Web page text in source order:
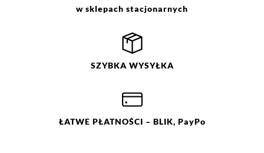
w sklepach stacjonarnych
SZYBKA WYSYŁKA
ŁATWE PŁATNOŚCI – BLIK, PayPo